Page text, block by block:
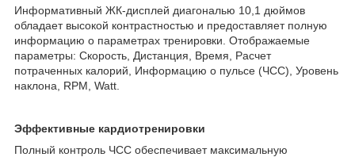
Информативный ЖК-дисплей диагональю 10,1 дюймов
обладает высокой контрастностью и предоставляет полную
информацию о параметрах тренировки. Отображаемые
параметры: Скорость, Дистанция, Время, Расчет
потраченных калорий, Информацию о пульсе (ЧСС), Уровень
наклона, RPM, Watt.
Эффективные кардиотренировки
Полный контроль ЧСС обеспечивает максимальную